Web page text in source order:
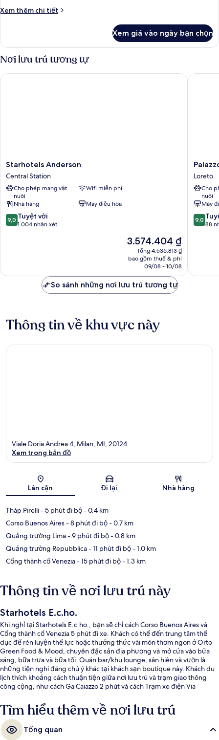
giường
Xem thêm chi tiết
Chi
Phòng
hoặc
giường
Xem giá vào ngày bạn chọn
Nơi lưu trú tương tự
Starhotels
Anderson
Central
Station
Starhotels Anderson
Central Station
Cho phép mang vật
nuôi
Wifi miễn phí
Nhà hàng
Máy điều hòa
9.0
trên
xét
9,0 Tuyệt vời
1.004 nhận xét
Giá
hiện
tại
3.574.404 ₫
3.574.404 ₫
Tổng 4.536.813 ₫
bao gồm thuế & phí
09/08 - 10/08
Starhotels Anderson
Palazzo
Loreto
Hotel
Milano
Loreto
Loreto
Cho
nuôi
Máy
9.0
trên
xét
9,0
88
Palazzo
So sánh những nơi lưu trú tương tự
Thông tin về khu vực này
Bản đồ
Viale Doria Andrea 4, Milan, MI, 20124
Xem trong bản đồ
Lân cận Đi lại Nhà hàng
Tháp Pirelli- 5 phút đi bộ- 0.4 km
Corso Buenos Aires- 8 phút đi bộ- 0.7 km
Quảng trường Lima- 9 phút đi bộ- 0.8 km
Quảng trường Repubblica- 11 phút đi bộ- 1.0 km
Cổng thành cổ Venezia- 15 phút đi bộ- 1.3 km
Thông tin về nơi lưu trú này
Starhotels E.c.ho.
Khi nghỉ tại Starhotels E.c.ho., bạn sẽ chỉ cách Corso Buenos Aires và
Cổng thành cổ Venezia 5 phút đi xe. Khách có thể đến trung tâm thể
dục để rèn luyện thể lực hoặc thưởng thức vài món thơm ngon ở Orto
Green Food & Mood, chuyên đặc sản địa phương và mở cửa vào bữa
sáng, bữa trưa và bữa tối. Quán bar/khu lounge, sân hiên và vườn là
những tiện nghi đáng chú ý khác tại khách sạn boutique này. Khách du
lịch thích khoảng cách thuận tiện giữa nơi lưu trú và trạm giao thông
công cộng, như cách Ga Caiazzo 2 phút và cách Trạm xe điện Via
Tìm hiểu thêm về nơi lưu trú
Tổng quan